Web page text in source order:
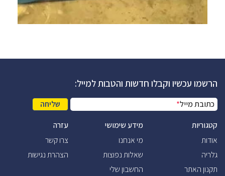
הרשמו עכשיו וקבלו חדשות והטבות למייל:
כתובת מייל*
שליחה
קטגוריות
אודות
גלריה
תקנון האתר
מידע שימושי
מי אנחנו
שאלות נפוצות
החשבון שלי
עזרה
צרו קשר
הצהרת נגישות